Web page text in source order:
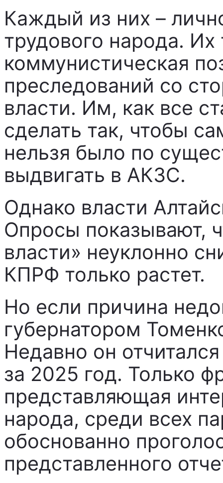
Каждый из них –
трудового народа. Их
коммунистическая
преследований со
власти. Им, как все
сделать так, чтобы
нельзя было по
выдвигать в АКЗС.
Однако власти
Опросы показывают,
власти» неуклонно
КПРФ только растет.
Но если причина
губернатором
Недавно он
за 2025 год. Только
представляющая
народа, среди всех
обоснованно
представленного